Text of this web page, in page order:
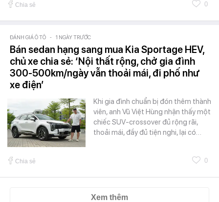
Chia sẻ 0
ĐÁNH GIÁ Ô TÔ - 1 NGÀY TRƯỚC
Bán sedan hạng sang mua Kia Sportage HEV,
chủ xe chia sẻ: ‘Nội thất rộng, chở gia đình
300-500km/ngày vẫn thoải mái, đi phố như
xe điện’
Khi gia đình chuẩn bị đón thêm thành
viên, anh Vũ Việt Hùng nhận thấy một
chiếc SUV-crossover đủ rộng rãi,
thoải mái, đầy đủ tiện nghi, lại có…
Chia sẻ 0
Xem thêm